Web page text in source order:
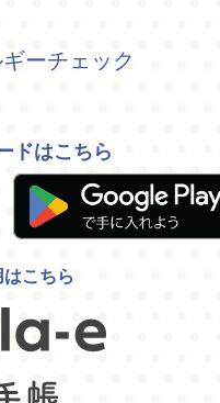
ーチェック
ドはこちら
こちら